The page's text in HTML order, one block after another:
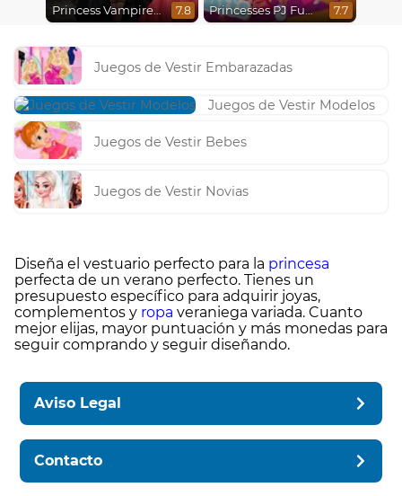
Princess Vampire Wedding Makeover 7.8 Princesses PJ Fun Party 7.7
Juegos de Vestir Embarazadas
Juegos de Vestir Modelos
Juegos de Vestir Bebes
Juegos de Vestir Novias
Diseña el vestuario perfecto para la princesa
perfecta de un verano perfecto. Tienes un
presupuesto específico para adquirir joyas,
complementos y ropa veraniega variada. Cuanto
mejor elijas, mayor puntuación y más monedas para
seguir comprando y seguir diseñando.
Aviso Legal
Contacto